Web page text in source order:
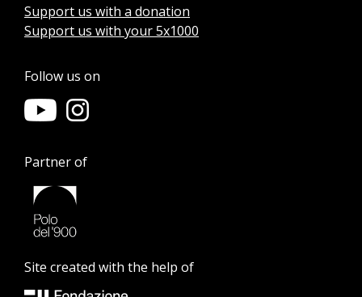
Support us with a donation
Support us with your 5x1000
Follow us on
Partner of
Site created with the help of